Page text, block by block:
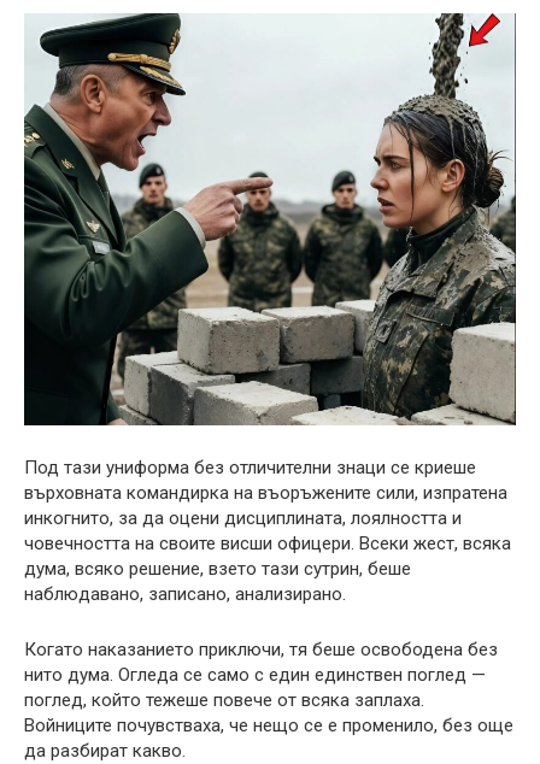
Под тази униформа без отличителни знаци се криеше
върховната командирка на въоръжените сили, изпратена
инкогнито, за да оцени дисциплината, лоялността и
човечността на своите висши офицери. Всеки жест, всяка
дума, всяко решение, взето тази сутрин, беше
наблюдавано, записано, анализирано.
Когато наказанието приключи, тя беше освободена без
нито дума. Огледа се само с един единствен поглед —
поглед, който тежеше повече от всяка заплаха.
Войниците почувстваха, че нещо се е променило, без още
да разбират какво.